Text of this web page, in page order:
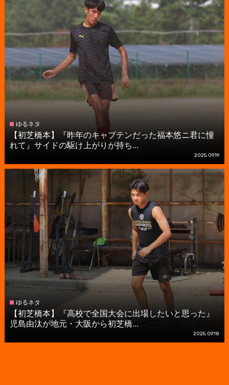
ゆるネタ
【初芝橋本】『昨年のキャプテンだった福本悠ニ君に憧
れて』サイドの駆け上がりが持ち...
2025.09.19
ゆるネタ
【初芝橋本】『高校で全国大会に出場したいと思った』
児島由汰が地元・大阪から初芝橋...
2025.09.18